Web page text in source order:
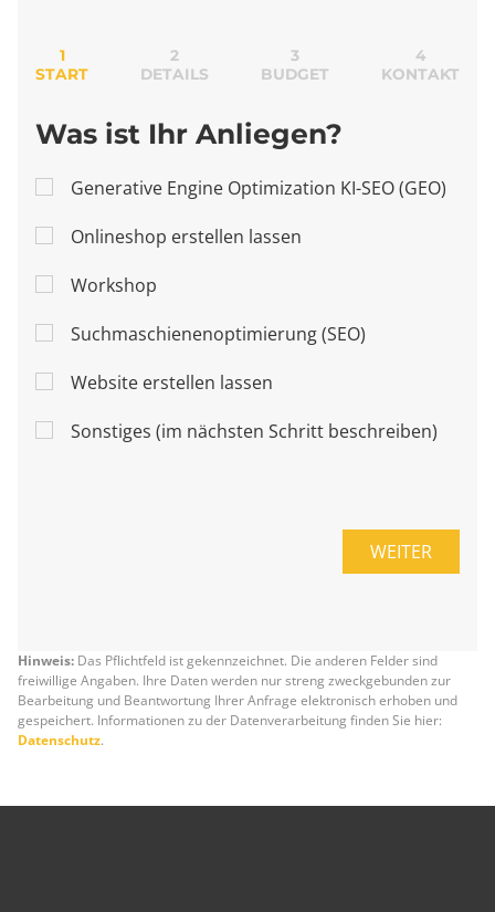
1
START
2
DETAILS
3
BUDGET
4
KONTAKT
Was ist Ihr Anliegen?
Generative Engine Optimization KI-SEO (GEO)
Onlineshop erstellen lassen
Workshop
Suchmaschienenoptimierung (SEO)
Website erstellen lassen
Sonstiges (im nächsten Schritt beschreiben)
WEITER
Hinweis: Das Pflichtfeld ist gekennzeichnet. Die anderen Felder sind
freiwillige Angaben. Ihre Daten werden nur streng zweckgebunden zur
Bearbeitung und Beantwortung Ihrer Anfrage elektronisch erhoben und
gespeichert. Informationen zu der Datenverarbeitung finden Sie hier:
Datenschutz.